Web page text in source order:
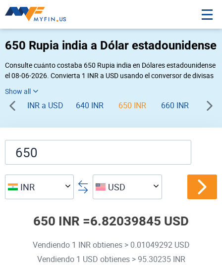
650 Rupia india a Dólar estadounidense
Consulte cuánto costaba 650 Rupia india en Dólares estadounidense
el 08-06-2026. Convierta 1 INR a USD usando el conversor de divisas
USD INR ».
INR a USD 640 INR 650 INR 660 INR 670
INR USD
650 INR =6.82039845 USD
Vendiendo 1 INR obtienes > 0.01049292 USD
Vendiendo 1 USD obtienes > 95.30235 INR